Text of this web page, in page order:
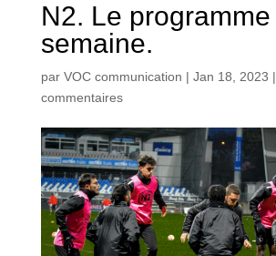
N2. Le
semaine.
par VOC communication | Jan 18, 2023 |
commentaires